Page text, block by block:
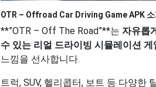
OTR – Offroad Car Driving Game APK 소
**”OTR – Off The Road”**는 자유롭
수 있는 리얼 드라이빙 시뮬레이션 게
느낌을 선사합니다.
트럭, SUV, 헬리콥터, 보트 등 다양한